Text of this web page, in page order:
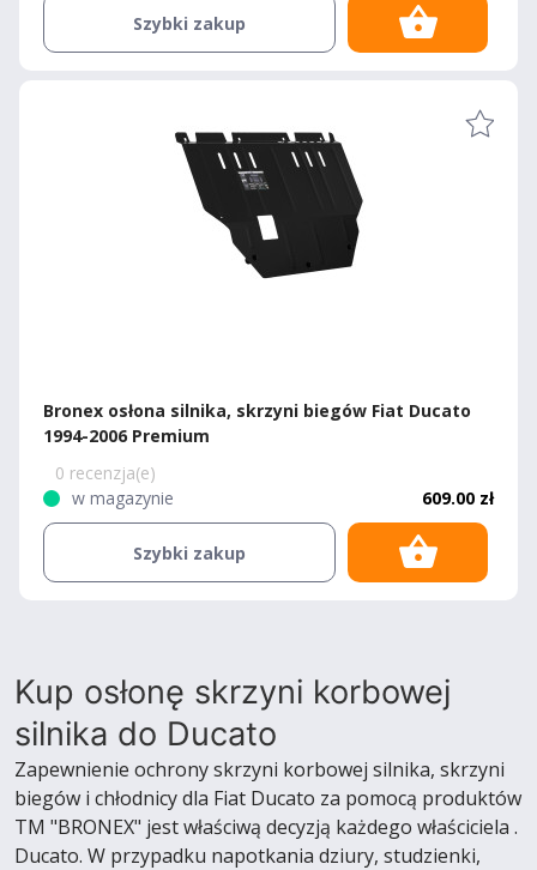
Szybki zakup
Bronex osłona silnika, skrzyni biegów Fiat Ducato
1994-2006 Premium
0 recenzja(e)
w magazynie
609.00 zł
Szybki zakup
Kup osłonę skrzyni korbowej
silnika do Ducato
Zapewnienie ochrony skrzyni korbowej silnika, skrzyni
biegów i chłodnicy dla Fiat Ducato za pomocą produktów
TM "BRONEX" jest właściwą decyzją każdego właściciela .
Ducato. W przypadku napotkania dziury, studzienki,